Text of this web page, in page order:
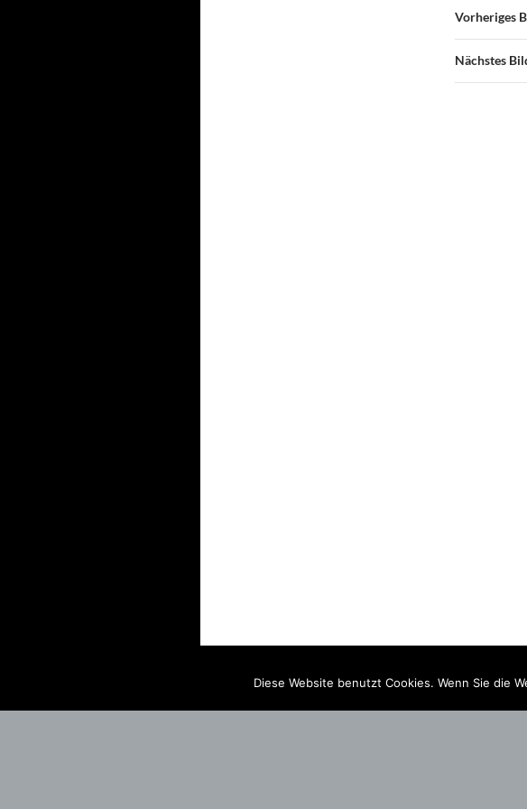
Vorheriges
Nächstes
Diese Website benutzt Cookies. Wenn Sie die